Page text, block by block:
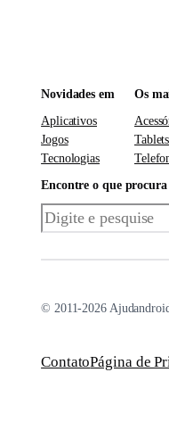
Novidades em
Aplicativos
Jogos
Tecnologias
Os
Tablets
Encontre o que procura
Pesquisar
© 2011-2026
ContatoPágina de